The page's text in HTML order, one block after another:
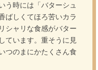
う時には「バターシュ
ばしくてほろ苦いカラ
シャリな食感がバター
ています。重そうに見
つのまにかたくさん食